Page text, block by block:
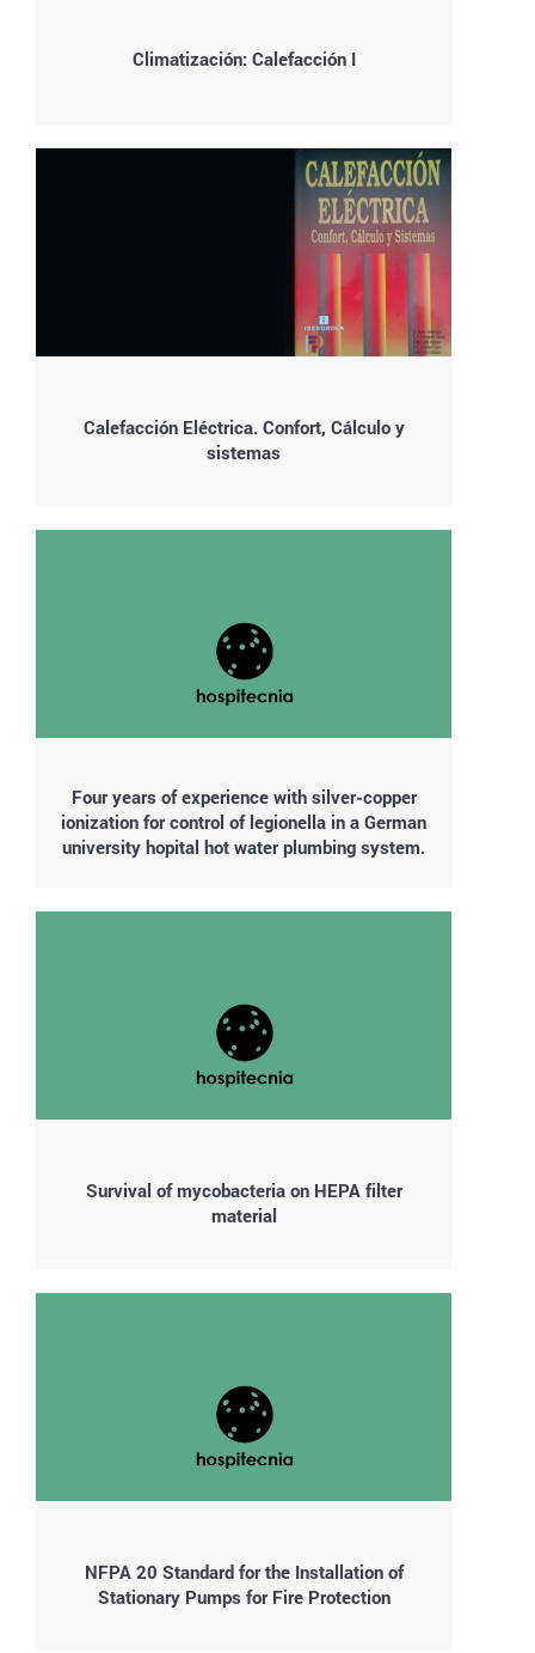
Climatización: Calefacción I
Calefacción Eléctrica. Confort, Cálculo y
sistemas
Four years of experience with silver-copper
ionization for control of legionella in a German
university hopital hot water plumbing system.
Survival of mycobacteria on HEPA filter
material
NFPA 20 Standard for the Installation of
Stationary Pumps for Fire Protection